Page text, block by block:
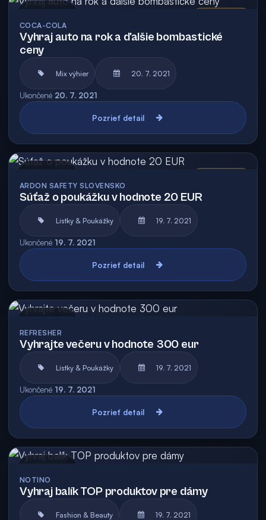
COCA-COLA
Vyhraj auto na rok a ďalšie bombastické
ceny
Mix výhier 20. 7. 2021
Ukončené 20. 7. 2021
Pozrieť detail
ARDON SAFETY SLOVENSKO
Súťaž o poukážku v hodnote 20 EUR
Lístky & Poukážky 19. 7. 2021
Ukončené 19. 7. 2021
Pozrieť detail
REFRESHER
Vyhrajte večeru v hodnote 300 eur
Lístky & Poukážky 19. 7. 2021
Ukončené 19. 7. 2021
Pozrieť detail
NOTINO
Vyhraj balík TOP produktov pre dámy
Fashion & Beauty 19. 7. 2021